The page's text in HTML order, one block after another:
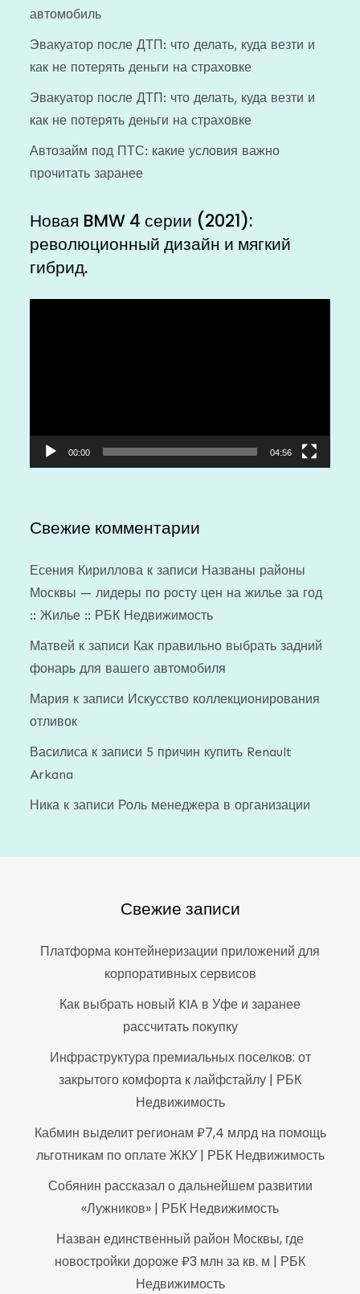
автомобиль
Эвакуатор после ДТП: что делать, куда везти и
как не потерять деньги на страховке
Эвакуатор после ДТП: что делать, куда везти и
как не потерять деньги на страховке
Автозайм под ПТС: какие условия важно
прочитать заранее
Новая BMW 4 серии (2021):
революционный дизайн и мягкий
гибрид.
00:00 04:56
Свежие комментарии
Есения Кириллова к записи Названы районы
Москвы — лидеры по росту цен на жилье за год
:: Жилье :: РБК Недвижимость
Матвей к записи Как правильно выбрать задний
фонарь для вашего автомобиля
Мария к записи Искусство коллекционирования
отливок
Василиса к записи 5 причин купить Renault
Arkana
Ника к записи Роль менеджера в организации
Свежие записи
Платформа контейнеризации приложений для
корпоративных сервисов
Как выбрать новый KIA в Уфе и заранее
рассчитать покупку
Инфраструктура премиальных поселков: от
закрытого комфорта к лайфстайлу | РБК
Недвижимость
Кабмин выделит регионам ₽7,4 млрд на помощь
льготникам по оплате ЖКУ | РБК Недвижимость
Собянин рассказал о дальнейшем развитии
«Лужников» | РБК Недвижимость
Назван единственный район Москвы, где
новостройки дороже ₽3 млн за кв. м | РБК
Недвижимость